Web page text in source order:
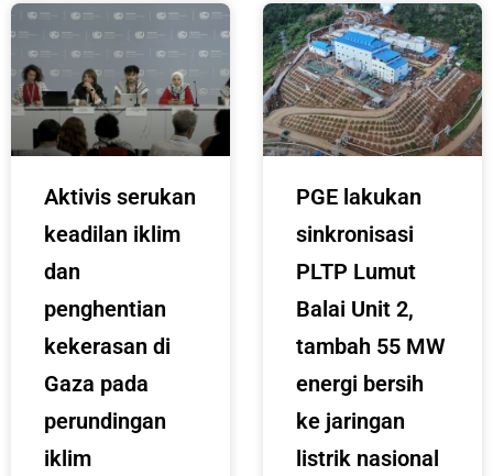
Aktivis serukan
keadilan iklim
dan
penghentian
kekerasan di
Gaza pada
perundingan
iklim
PGE lakukan
sinkronisasi
PLTP Lumut
Balai Unit 2,
tambah 55 MW
energi bersih
ke jaringan
listrik nasional